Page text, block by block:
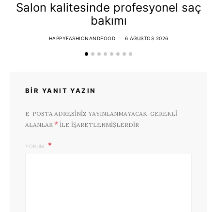
Salon kalitesinde profesyonel saç
bakımı
HAPPYFASHIONANDFOOD 6 AĞUSTOS 2026
BIR YANIT YAZIN
E-POSTA ADRESINIZ YAYINLANMAYACAK. GEREKLI
ALANLAR * ILE IŞARETLENMIŞLERDIR
YORUM